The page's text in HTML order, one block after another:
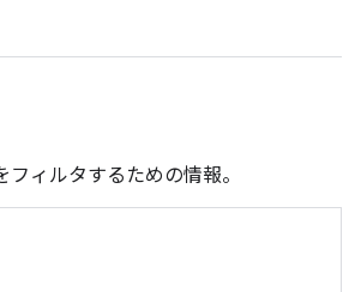
ィルタするための情報。